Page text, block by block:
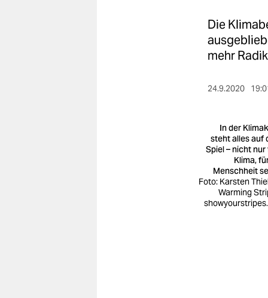
Die
mehr
24.9.2020
In der
steht alles auf
Spiel – nicht nur
Klima,
Menschheit
Foto: Karsten
Warming